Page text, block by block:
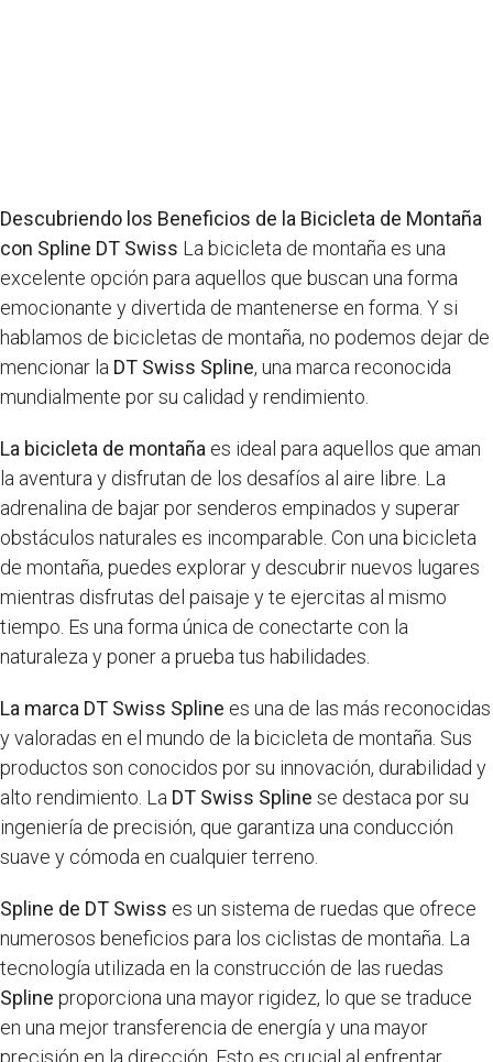
Descubriendo los Beneficios de la Bicicleta de Montaña
con Spline DT Swiss La bicicleta de montaña es una
excelente opción para aquellos que buscan una forma
emocionante y divertida de mantenerse en forma. Y si
hablamos de bicicletas de montaña, no podemos dejar de
mencionar la DT Swiss Spline, una marca reconocida
mundialmente por su calidad y rendimiento.
La bicicleta de montaña es ideal para aquellos que aman
la aventura y disfrutan de los desafíos al aire libre. La
adrenalina de bajar por senderos empinados y superar
obstáculos naturales es incomparable. Con una bicicleta
de montaña, puedes explorar y descubrir nuevos lugares
mientras disfrutas del paisaje y te ejercitas al mismo
tiempo. Es una forma única de conectarte con la
naturaleza y poner a prueba tus habilidades.
La marca DT Swiss Spline es una de las más reconocidas
y valoradas en el mundo de la bicicleta de montaña. Sus
productos son conocidos por su innovación, durabilidad y
alto rendimiento. La DT Swiss Spline se destaca por su
ingeniería de precisión, que garantiza una conducción
suave y cómoda en cualquier terreno.
Spline de DT Swiss es un sistema de ruedas que ofrece
numerosos beneficios para los ciclistas de montaña. La
tecnología utilizada en la construcción de las ruedas
Spline proporciona una mayor rigidez, lo que se traduce
en una mejor transferencia de energía y una mayor
precisión en la dirección. Esto es crucial al enfrentar